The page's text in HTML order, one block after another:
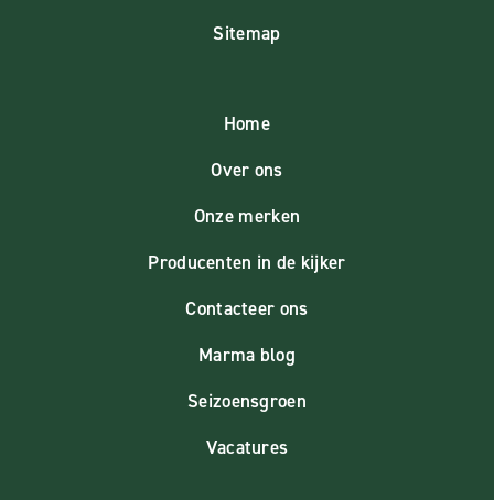
Sitemap
Home
Over ons
Onze merken
Producenten in de kijker
Contacteer ons
Marma blog
Seizoensgroen
Vacatures